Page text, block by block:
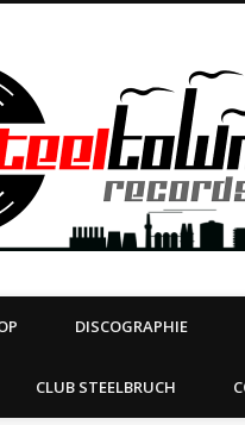
| DIY | FANZINE | TOURSERVICE |
DISCOGRAPHIE
CLUB STEELBRUCH